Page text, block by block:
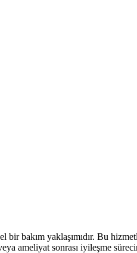
bakım yaklaşımıdır. Bu
ameliyat sonrası iyileşme